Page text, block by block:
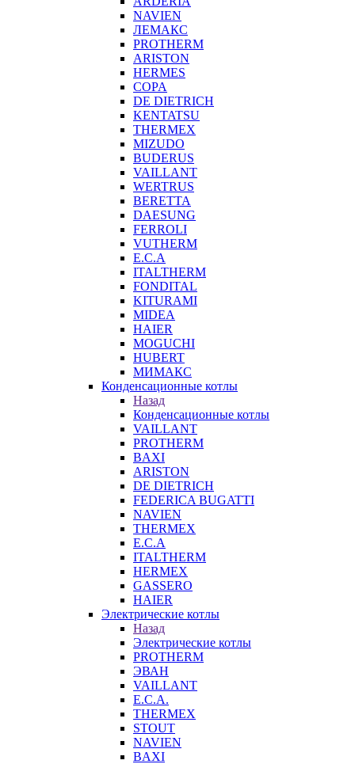
NAVIEN
ЛЕМАКС
PROTHERM
ARISTON
HERMES
COPA
DE DIETRICH
KENTATSU
THERMEX
MIZUDO
BUDERUS
VAILLANT
WERTRUS
BERETTA
DAESUNG
FERROLI
VUTHERM
E.C.A
ITALTHERM
FONDITAL
KITURAMI
MIDEA
HAIER
MOGUCHI
HUBERT
МИМАКС
Конденсационные котлы
Назад
Конденсационные котлы
VAILLANT
PROTHERM
BAXI
ARISTON
DE DIETRICH
FEDERICA BUGATTI
NAVIEN
THERMEX
E.C.A
ITALTHERM
HERMEX
GASSERO
HAIER
Электрические котлы
Назад
Электрические котлы
PROTHERM
ЭВАН
VAILLANT
E.C.A.
THERMEX
STOUT
NAVIEN
BAXI